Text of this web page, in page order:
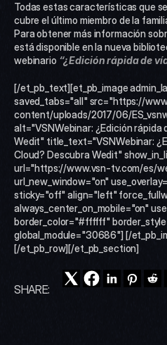
Todas estas características que
cubre el último miembro de la
Para obtener más información
está disponible en la nueva
webinario “¿Edición rápida de
[/et_pb_text][et_pb_image
saved_tabs="all" src="https://
content/uploads/2017/06/
alt="VSNWebinar: ¿Edición rápida
Wedit" title_text="VSNWebinar:
Cloud? Descubra Wedit"
url="https://www.vsn-tv.com/es/
url_new_window="on"
sticky="off" align="left"
always_center_on_mobile="on"
border_color="#ffffff"
global_module="30686"] [/
[/et_pb_row][/et_pb_section]
SHARE: